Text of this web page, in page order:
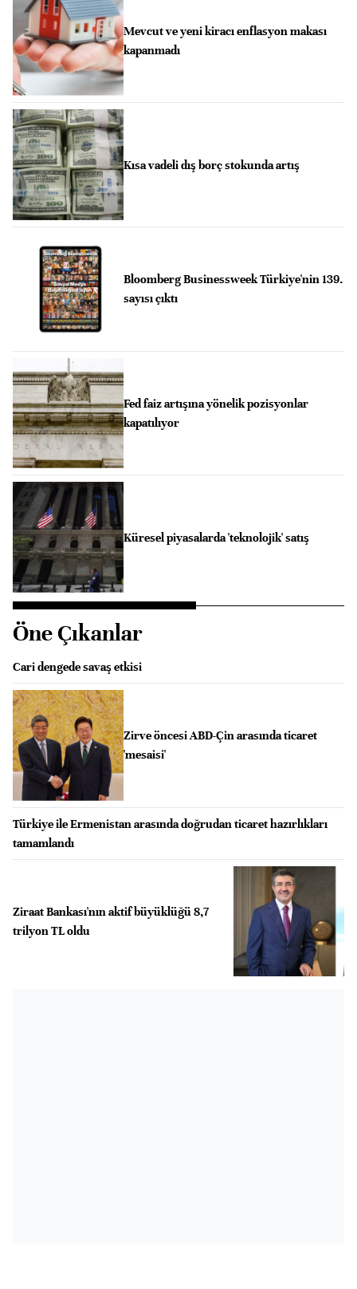
Mevcut ve yeni kiracı enflasyon makası
kapanmadı
Kısa vadeli dış borç stokunda artış
Bloomberg Businessweek Türkiye'nin 139.
sayısı çıktı
Fed faiz artışına yönelik pozisyonlar
kapatılıyor
Küresel piyasalarda 'teknolojik' satış
Öne Çıkanlar
Cari dengede savaş etkisi
Zirve öncesi ABD-Çin arasında ticaret
'mesaisi'
Türkiye ile Ermenistan arasında doğrudan ticaret hazırlıkları
tamamlandı
Ziraat Bankası'nın aktif büyüklüğü 8,7
trilyon TL oldu